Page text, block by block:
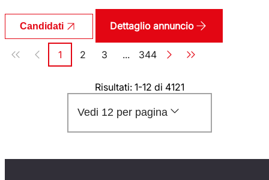
Candidati Dettaglio annuncio
Paginazione
Pagina
1 Pagina
2 Pagina
3 ... Pagina
344
Risultati: 1-12 di 4121
Vedi 12 per pagina